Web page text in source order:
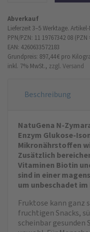
Abverkauf
Lieferzeit 3–5 Werktage. Artikel-
PPN/PZN: 11 19767342 08
EAN: 4260633572183
Grundpreis: 897,44 € pro
inkl. 7% MwSt., zzgl. Versand
Beschreibung
NatuGena N-
Enzym Glukose-
Mikronährstoffen
Zusätzlich
Vitaminen Biotin
sind in einer
um unbeschadet
Fruktose kann ganz
fruchtigen Snacks,
scheinbar gesunden